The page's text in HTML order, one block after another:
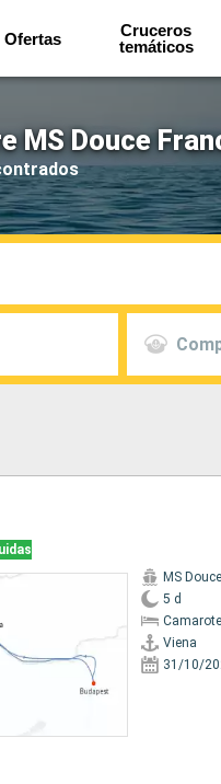
Ofertas
Cruceros
temáticos
MS Douce
MS
5 d
Viena
31/10/